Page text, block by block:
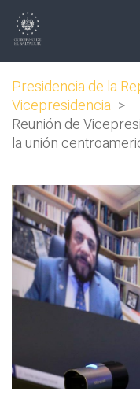
Presidencia de la
Vicepresidencia >
Reunión de
la unión